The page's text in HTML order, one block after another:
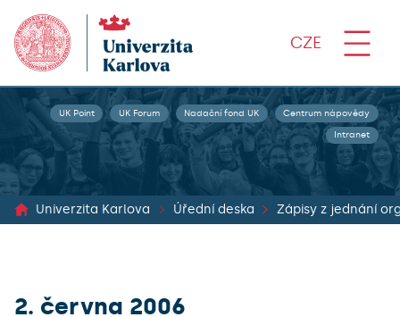
CZE
UK Point UK Forum Nadační fond UK Centrum nápovědy
Intranet
Univerzita Karlova Úřední deska
2. června 2006